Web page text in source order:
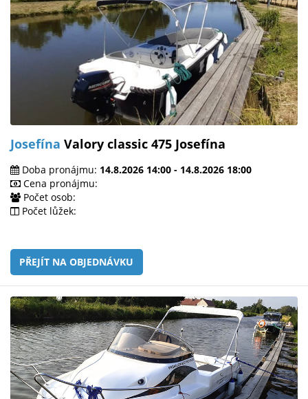
Josefína Valory classic 475 Josefína
Doba pronájmu: 14.8.2026 14:00 - 14.8.2026 18:00
Cena pronájmu:
Počet osob:
Počet lůžek:
PŘEJÍT NA OBJEDNÁVKU